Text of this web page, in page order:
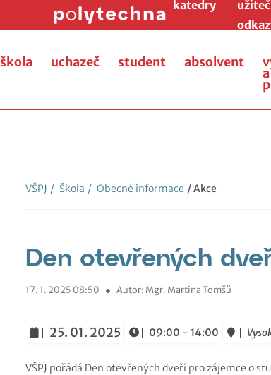
katedry
škola uchazeč student absolvent
a
VŠPJ / Škola / Obecné informace / Akce
Den otevřených
17. 1. 2025 08:50 ● Autor: Mgr. Martina Tomšů
25. 01. 2025 09:00 - 14:00
VŠPJ pořádá Den otevřených dveří pro zájemce o